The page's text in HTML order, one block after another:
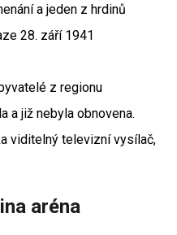
a jeden z hrdinů
28. září 1941
z regionu
a již nebyla obnovena.
viditelný televizní vysílač,
aréna